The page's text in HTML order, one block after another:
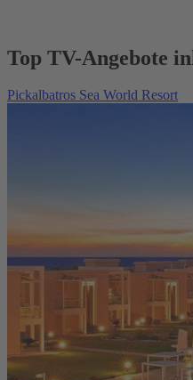
Top TV-Angebote
Pickalbatros Sea World Resort